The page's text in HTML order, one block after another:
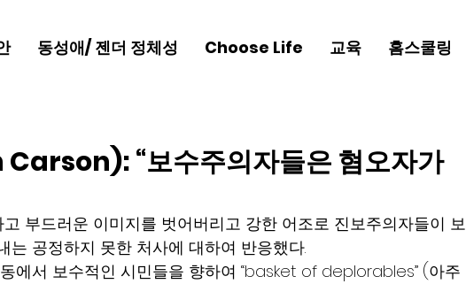
동성애/ 젠더 정체성 Choose Life 교육 홈스쿨링
“보수주의자들은 혐오자가
부드러운 이미지를 벗어버리고 강한 어조로 진보주의자들이 보
는 공정하지 못한 처사에 대하여 반응했다.
에서 보수적인 시민들을 향하여 “basket of deplorables” (아주